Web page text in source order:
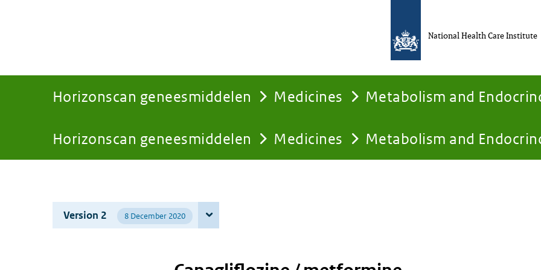
Horizonscan geneesmiddelen Medicines Metabolism and
You
here:
Horizonscan geneesmiddelen Medicines Metabolism and
National Health Care Institute
Version 2 8 December 2020